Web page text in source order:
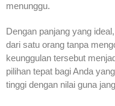
menunggu.
Dengan panjang yang
dari satu orang tanpa
keunggulan tersebut
pilihan tepat bagi Anda
tinggi dengan nilai guna